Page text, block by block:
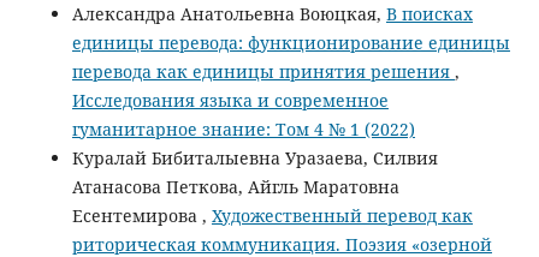
Александра Анатольевна Воюцкая, В поисках
единицы перевода: функционирование единицы
перевода как единицы принятия решения ,
Исследования языка и современное
гуманитарное знание: Том 4 № 1 (2022)
Куралай Бибиталыевна Уразаева, Силвия
Атанасова Петкова, Айгль Маратовна
Есентемирова , Художественный перевод как
риторическая коммуникация. Поэзия «озерной